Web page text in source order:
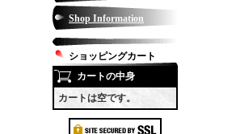
Shop Information
ショッピングカート
カートの中身
カートは空です。